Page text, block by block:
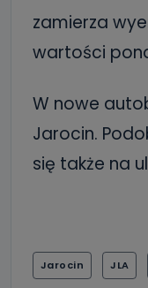
zamierza
wartości
W nowe
Jarocin.
się także na
Jarocin JLA